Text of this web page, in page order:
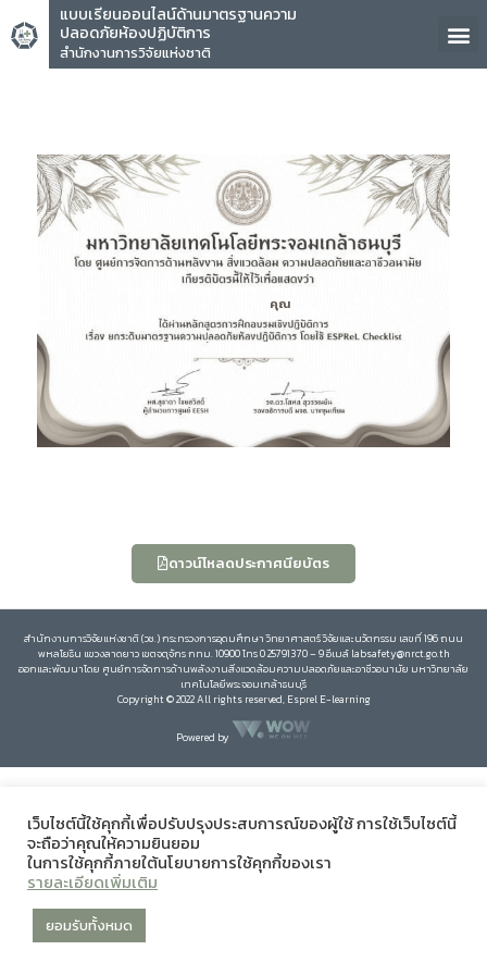
แบบเรียนออนไลน์ด้านมาตรฐานความ
ปลอดภัยห้องปฏิบัติการ
สำนักงานการวิจัยแห่งชาติ
คุณ
ดาวน์โหลดประกาศนียบัตร
สำนักงานการวิจัยแห่งชาติ (วช.) กระทรวงการอุดมศึกษา วิทยาศาสตร์ วิจัยและนวัตกรรม เลขที่ 196 ถนน
พหลโยธิน แขวงลาดยาว เขตจตุจักร กทม. 10900 โทร 0 25791370 – 9 อีเมล์ labsafety@nrct.go.th
ออกและพัฒนาโดย ศูนย์การจัดการด้านพลังงานสิ่งแวดล้อมความปลอดภัยและอาชีวอนามัย มหาวิทยาลัย
เทคโนโลยีพระจอมเกล้าธนบุรี
Copyright © 2022 All rights reserved, Esprel E-learning
Powered by
เว็บไซต์นี้ใช้คุกกี้เพื่อปรับปรุงประสบการณ์ของผู้ใช้ การใช้เว็บไซต์นี้
จะถือว่าคุณให้ความยินยอม
ในการใช้คุกกี้ภายใต้นโยบายการใช้คุกกี้ของเรา
รายละเอียดเพิ่มเติม
ยอมรับทั้งหมด